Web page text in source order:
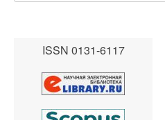
ISSN 0131-6117